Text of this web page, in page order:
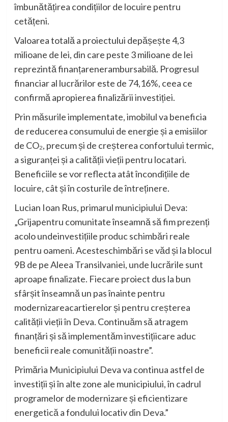
îmbunătățirea condițiilorde locuire pentru
cetățeni.
Valoareatotală a proiectului depășește4,3
milioane de lei, din care peste 3milioane de lei
reprezintăfinanțarenerambursabilă. Progresul
financiaral lucrărilor este de 74,16%, ceea ce
confirmă apropiereafinalizăriiinvestiției.
Prin măsurileimplementate,imobilulva beneficia
de reducerea consumului de energieși a emisiilor
de CO₂, precumși de creșterea confortuluitermic,
a siguranțeiși a calitățiivieții pentru locatari.
Beneficiile sevor reflecta atâtîncondițiile de
locuire, câtșiîn costurile deîntreținere.
Lucian Ioan Rus, primarul municipiului Deva:
„Grijapentru comunitateînseamnă săfim prezenți
acolo undeinvestițiile produc schimbări reale
pentru oameni.Acesteschimbări sevădși la blocul
9B de peAleea Transilvaniei, unde lucrările sunt
aproapefinalizate. Fiecare proiect dus la bun
sfârșitînseamnă un pasînainte pentru
modernizareacartierelorși pentru creșterea
calitățiiviețiiîn Deva. Continuăm să atragem
finanțăriși săimplementăminvestițiicare aduc
beneficii reale comunității noastre”.
Primăria Municipiului Deva va continua astfel de
investiții și în alte zone ale municipiului, în cadrul
programelor de modernizare și eficientizare
energetică a fondului locativ din Deva.”